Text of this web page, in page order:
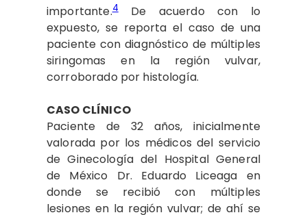
importante.4De acuerdo con lo
expuesto, se reporta el caso de una
paciente con diagnóstico de múltiples
siringomas en la región vulvar,
corroborado por histología.
CASO CLÍNICO
Paciente de 32 años, inicialmente
valorada por los médicos del servicio
de Ginecología del Hospital General
de México Dr. Eduardo Liceaga en
donde se recibió con múltiples
lesiones en la región vulvar; de ahí se